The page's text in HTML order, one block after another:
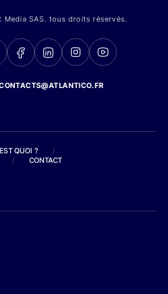
Media SAS. tous droits réservés.
QUOI ?
/
/ CONTACT